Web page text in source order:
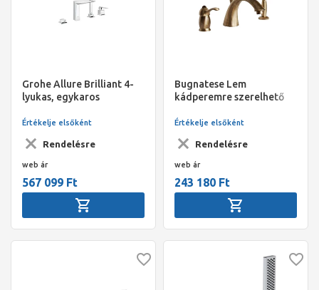
Grohe Allure Brilliant 4-
lyukas, egykaros
csaptelep kombináció
Rendelésre
Értékelje elsőként
web ár
567 099 Ft
Bugnatese Lem
kádperemre szerelhető
Rendelésre
Értékelje elsőként
web ár
243 180 Ft